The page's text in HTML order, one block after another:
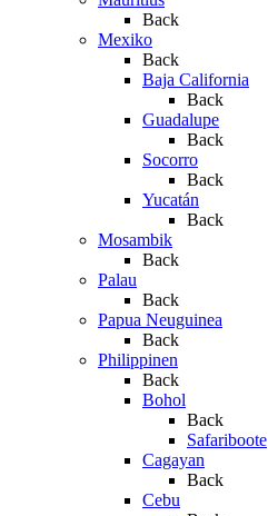
Back
Mexiko
Back
Baja California
Back
Guadalupe
Back
Socorro
Back
Yucatán
Back
Mosambik
Back
Palau
Back
Papua Neuguinea
Back
Philippinen
Back
Bohol
Back
Safariboote
Cagayan
Back
Cebu